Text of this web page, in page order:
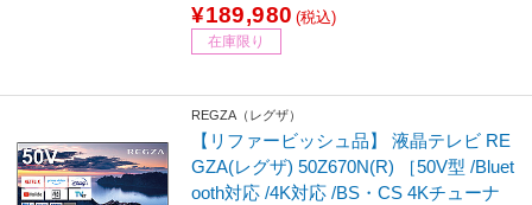
¥189,980 (税込)
在庫限り
REGZA（レグザ）
【リファービッシュ品】 液晶テレビ RE
GZA(レグザ) 50Z670N(R) ［50V型 /Bluet
ooth対応 /4K対応 /BS・CS 4Kチューナ